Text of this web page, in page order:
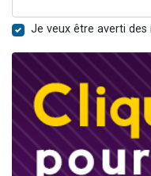
Je veux être averti